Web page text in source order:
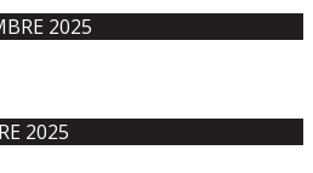
2025
2025